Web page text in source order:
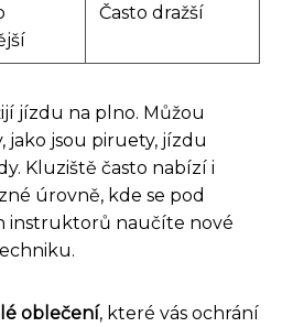
Často dražší
jízdu na plno. Můžou
jako jsou piruety, jízdu
Kluziště často nabízí i
úrovně, kde se pod
instruktorů naučíte nové
oblečení, které vás ochrání